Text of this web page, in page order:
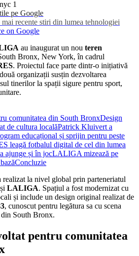
pe Google
recente stiri din lumea tehnologiei
au inaugurat un nou teren
Bronx, New York, în cadrul
. Proiectul face parte dintr-o inițiativă
organizații susțin dezvoltarea
tinerilor la spații sigure pentru sport,
comunitatea din South BronxDesign
de cultura localăPatrick Kluivert a
educațional și sprijin pentru peste
leagă fotbalul digital de cel din lumea
ajunge și în jocLALIGA mizează pe
Concluzie
realizat la nivel global prin parteneriatul
și LALIGA. Spațiul a fost modernizat cu
și include un design original realizat de
, cunoscut pentru legătura sa cu scena
South Bronx.
pentru comunitatea